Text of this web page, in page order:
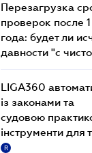
Перезагрузка
проверок после
года: будет ли
давности "с
LIGA360
із законами та
судовою
інструменти для
R